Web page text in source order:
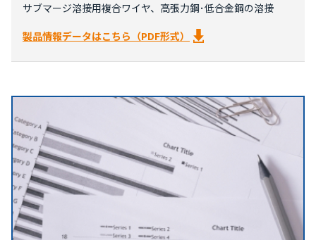
サブマージ溶接用複合ワイヤ、高張力鋼･低合金鋼の溶接
製品情報データはこちら（PDF形式）